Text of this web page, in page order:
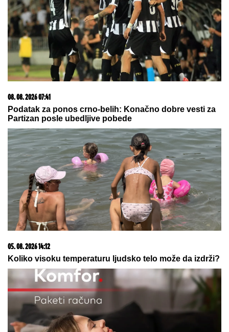
Jokić ostaje bez važnog saigrača?
03. 08. 2026 13:23
Hibrid broj 1 koji osvaja Evropu, sada po specijalnoj
akcijskoj ceni od 19.990€ do 31.8.
06. 08. 2026 09:39
Marija (3) se igrala u dvorištu i samo je nestala: Posle
42 godine otac je pronašao, zanemeo je kada je saznao
gde je bila